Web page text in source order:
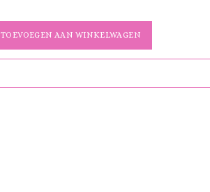
TOEVOEGEN AAN WINKELWAGEN